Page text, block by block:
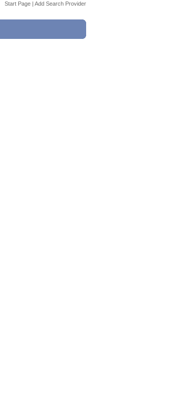
Start Page | Add Search Provider